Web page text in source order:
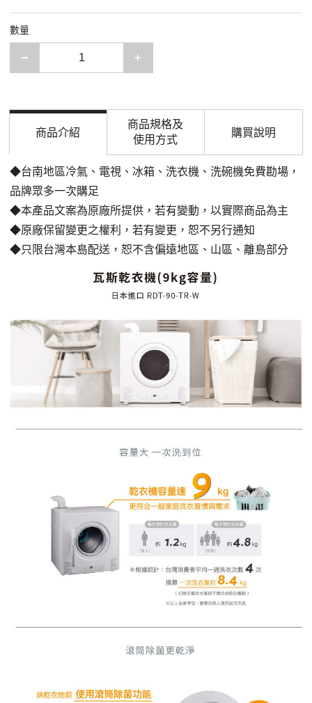
數量
減少一項
商品介紹
商品規格及
使用方式
購買說明
◆台南地區冷氣、電視、冰箱、洗衣機、洗碗機免費勘場，
品牌眾多一次購足
◆本產品文案為原廠所提供，若有變動，以實際商品為主
◆原廠保留變更之權利，若有變更，恕不另行通知
◆只限台灣本島配送，恕不含偏遠地區、山區、離島部分